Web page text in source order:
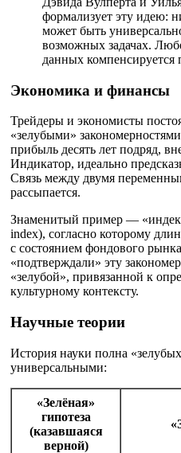
формализует эту идею:
может быть
возможных задачах.
данных
Экономика и финансы
Трейдеры и экономисты
«зелубыми»
прибыль десять лет подряд,
Индикатор, идеально
Связь между двумя
рассыпается.
Знаменитый пример —
index), согласно которому
с состоянием фондового
«подтверждали» эту
«зелубой», привязанной к
культурному контексту.
Научные теории
История науки полна
универсальными:
«Зелёная»
гипотеза
(казавшаяся
верной)